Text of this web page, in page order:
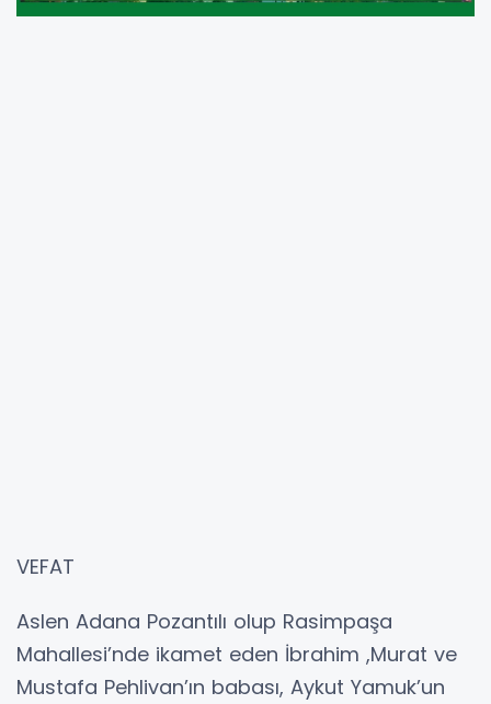
VEFAT
Aslen Adana Pozantılı olup Rasimpaşa
Mahallesi’nde ikamet eden İbrahim ,Murat ve
Mustafa Pehlivan’ın babası, Aykut Yamuk’un